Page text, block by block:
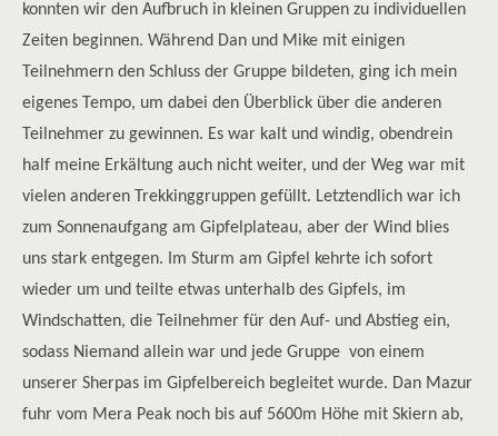
konnten wir den Aufbruch in kleinen Gruppen zu individuellen
Zeiten beginnen. Während Dan und Mike mit einigen
Teilnehmern den Schluss der Gruppe bildeten, ging ich mein
eigenes Tempo, um dabei den Überblick über die anderen
Teilnehmer zu gewinnen. Es war kalt und windig, obendrein
half meine Erkältung auch nicht weiter, und der Weg war mit
vielen anderen Trekkinggruppen gefüllt. Letztendlich war ich
zum Sonnenaufgang am Gipfelplateau, aber der Wind blies
uns stark entgegen. Im Sturm am Gipfel kehrte ich sofort
wieder um und teilte etwas unterhalb des Gipfels, im
Windschatten, die Teilnehmer für den Auf- und Abstieg ein,
sodass Niemand allein war und jede Gruppe von einem
unserer Sherpas im Gipfelbereich begleitet wurde. Dan Mazur
fuhr vom Mera Peak noch bis auf 5600m Höhe mit Skiern ab,